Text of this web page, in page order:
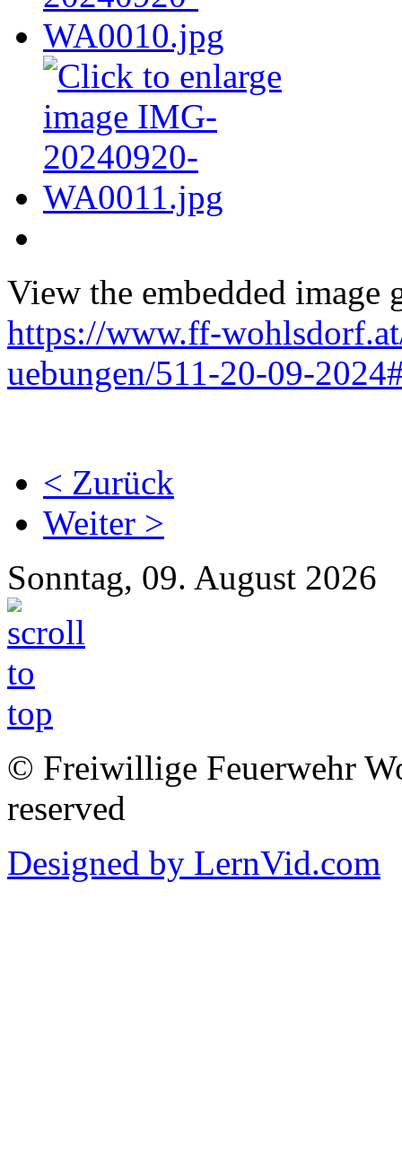
View the embedded image
https://www.ff-
uebungen/511-20-09-
< Zurück
Weiter >
Sonntag, 09. August 2026
© Freiwillige Feuerwehr
reserved
Designed by LernVid.com